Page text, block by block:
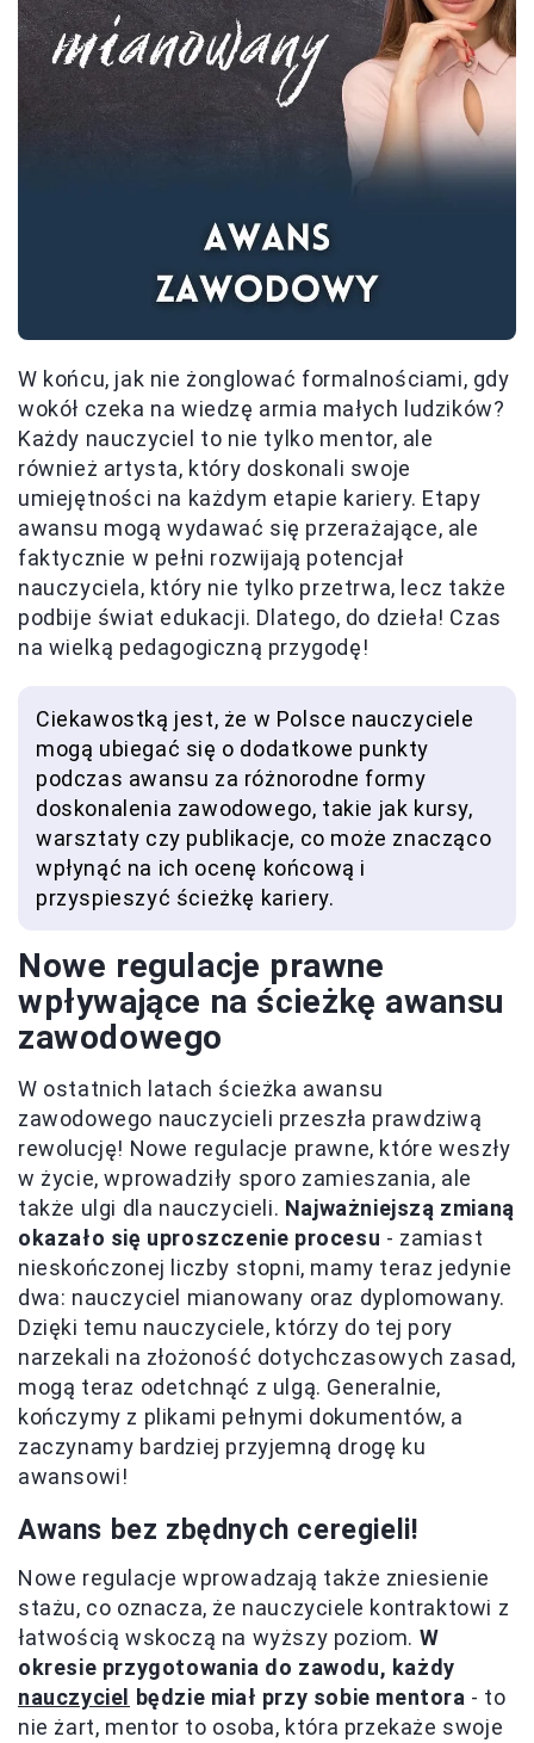
W końcu, jak nie żonglować formalnościami, gdy
wokół czeka na wiedzę armia małych ludzików?
Każdy nauczyciel to nie tylko mentor, ale
również artysta, który doskonali swoje
umiejętności na każdym etapie kariery. Etapy
awansu mogą wydawać się przerażające, ale
faktycznie w pełni rozwijają potencjał
nauczyciela, który nie tylko przetrwa, lecz także
podbije świat edukacji. Dlatego, do dzieła! Czas
na wielką pedagogiczną przygodę!
Ciekawostką jest, że w Polsce nauczyciele
mogą ubiegać się o dodatkowe punkty
podczas awansu za różnorodne formy
doskonalenia zawodowego, takie jak kursy,
warsztaty czy publikacje, co może znacząco
wpłynąć na ich ocenę końcową i
przyspieszyć ścieżkę kariery.
Nowe regulacje prawne
wpływające na ścieżkę awansu
zawodowego
W ostatnich latach ścieżka awansu
zawodowego nauczycieli przeszła prawdziwą
rewolucję! Nowe regulacje prawne, które weszły
w życie, wprowadziły sporo zamieszania, ale
także ulgi dla nauczycieli. Najważniejszą zmianą
okazało się uproszczenie procesu - zamiast
nieskończonej liczby stopni, mamy teraz jedynie
dwa: nauczyciel mianowany oraz dyplomowany.
Dzięki temu nauczyciele, którzy do tej pory
narzekali na złożoność dotychczasowych zasad,
mogą teraz odetchnąć z ulgą. Generalnie,
kończymy z plikami pełnymi dokumentów, a
zaczynamy bardziej przyjemną drogę ku
awansowi!
Awans bez zbędnych ceregieli!
Nowe regulacje wprowadzają także zniesienie
stażu, co oznacza, że nauczyciele kontraktowi z
łatwością wskoczą na wyższy poziom. W
okresie przygotowania do zawodu, każdy
nauczyciel
będzie miał przy sobie mentora - to
nie żart, mentor to osoba, która przekaże swoje